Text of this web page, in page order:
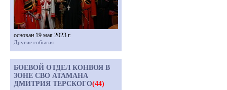
основан 19 мая 2023 г.
Другие события
БОЕВОЙ ОТДЕЛ КОНВОЯ В
ЗОНЕ СВО АТАМАНА
ДМИТРИЯ ТЕРСКОГО(44)